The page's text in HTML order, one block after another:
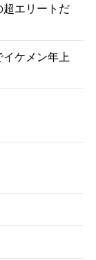
超エリートだ
ケメン年上